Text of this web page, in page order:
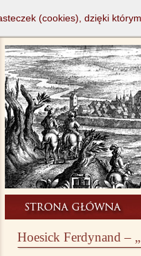
Hoesick Ferdynand –
(cookies), dzięki